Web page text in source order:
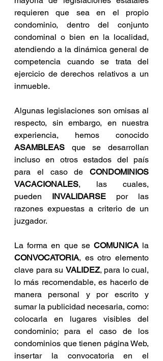
requieren que sea en el propio
condominio, dentro del conjunto
condominal o bien en la localidad,
atendiendo a la dinámica general de
competencia cuando se trata del
ejercicio de derechos relativos a un
inmueble.
Algunas legislaciones son omisas al
respecto, sin embargo, en nuestra
ASAMBLEAS que se desarrollan
incluso en otros estados del país
para el caso de CONDOMINIOS
VACACIONALES, las cuales,
pueden INVALIDARSE por las
razones expuestas a criterio de un
juzgador.
La forma en que se COMUNICA
CONVOCATORIA, es otro elemento
clave para su VALIDEZ, para lo cual,
lo más recomendable, es hacerlo de
manera personal y por escrito y
sumar la publicidad necesaria, como:
colocarla en lugares visibles del
condominio; para el caso de los
condominios que tienen página Web,
insertar la convocatoria en el